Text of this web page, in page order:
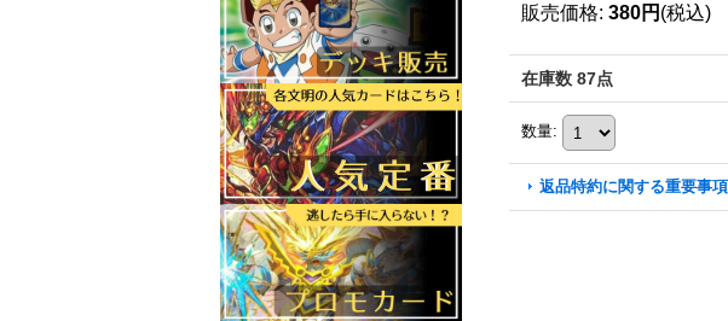
販売価格: 380円 (税込)
在庫数 87点
数量:
返品特約に関する重要事項